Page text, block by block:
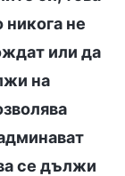
не
или да
на
се дължи